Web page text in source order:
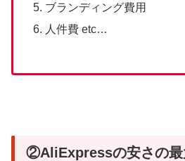
ブランディング費用
人件費 etc…
②AliExpressの安さの最